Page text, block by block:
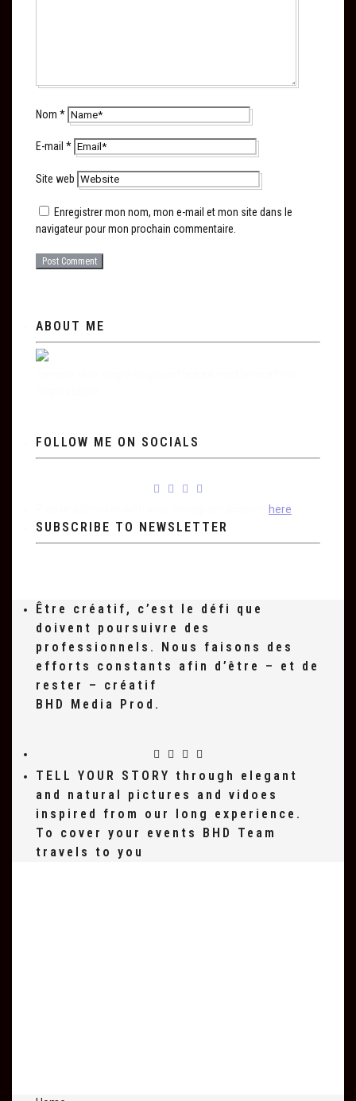
Nom *
E-mail *
Site web
Enregistrer mon nom, mon e-mail et mon site dans le
navigateur pour mon prochain commentaire.
ABOUT ME
FOLLOW ME ON SOCIALS
here
SUBSCRIBE TO NEWSLETTER
Être créatif, c’est le défi que
doivent poursuivre des
professionnels. Nous faisons des
efforts constants afin d’être – et de
rester – créatif
BHD Media Prod.
TELL YOUR STORY through elegant
and natural pictures and vidoes
inspired from our long experience.
To cover your events BHD Team
travels to you